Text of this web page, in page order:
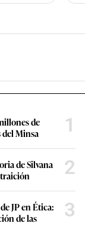
de
del Minsa
1
de Silvana
2
JP en Ética:
de las
3